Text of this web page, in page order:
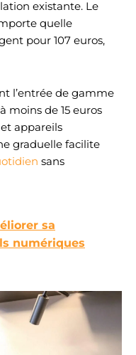
existante. Le
quelle
pour 107 euros,
l’entrée de gamme
moins de 15 euros
appareils
graduelle facilite
sans
sa
numériques